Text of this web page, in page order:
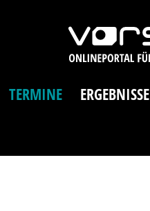
TERMINE ERGEBNISSE